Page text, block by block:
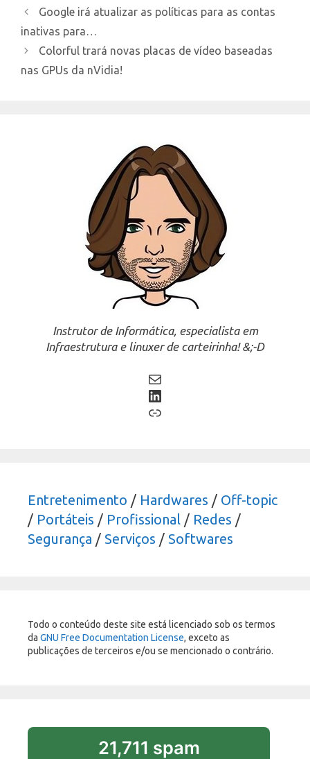
Google irá atualizar as políticas para as contas
inativas para…
Colorful trará novas placas de vídeo baseadas
nas GPUs da nVidia!
Instrutor de Informática, especialista em
Infraestrutura e linuxer de carteirinha! &;-D
Mail
LinkedIn
Link
Entretenimento / Hardwares / Off-topic
/ Portáteis / Profissional / Redes /
Segurança / Serviços / Softwares
Todo o conteúdo deste site está licenciado sob os termos
da GNU Free Documentation License, exceto as
publicações de terceiros e/ou se mencionado o contrário.
21,711 spam